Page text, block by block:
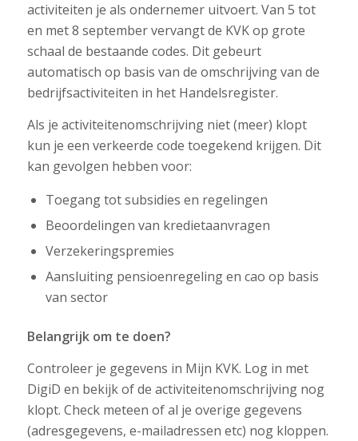
activiteiten je als ondernemer uitvoert. Van 5 tot
en met 8 september vervangt de KVK op grote
schaal de bestaande codes. Dit gebeurt
automatisch op basis van de omschrijving van de
bedrijfsactiviteiten in het Handelsregister.
Als je activiteitenomschrijving niet (meer) klopt
kun je een verkeerde code toegekend krijgen. Dit
kan gevolgen hebben voor:
Toegang tot subsidies en regelingen
Beoordelingen van kredietaanvragen
Verzekeringspremies
Aansluiting pensioenregeling en cao op basis
van sector
Belangrijk om te doen?
Controleer je gegevens in Mijn KVK. Log in met
DigiD en bekijk of de activiteitenomschrijving nog
klopt. Check meteen of al je overige gegevens
(adresgegevens, e-mailadressen etc) nog kloppen.